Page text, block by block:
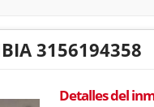
3156194358
Detalles del